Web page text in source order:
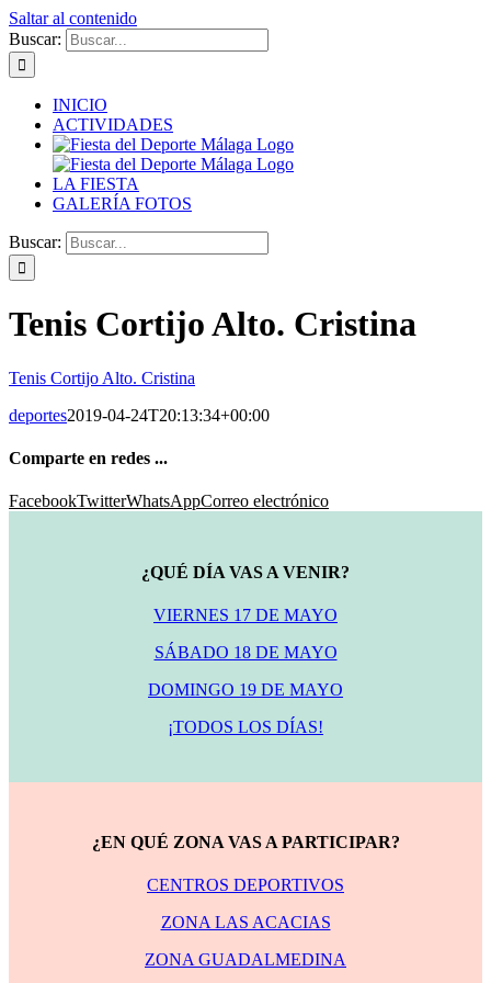
Saltar al contenido
Buscar:
INICIO
ACTIVIDADES
LA FIESTA
GALERÍA FOTOS
Buscar:
Tenis Cortijo Alto. Cristina
Tenis Cortijo Alto. Cristina
deportes2019-04-24T20:13:34+00:00
Comparte en redes ...
FacebookTwitterWhatsAppCorreo electrónico
¿QUÉ DÍA VAS A VENIR?
VIERNES 17 DE MAYO
SÁBADO 18 DE MAYO
DOMINGO 19 DE MAYO
¡TODOS LOS DÍAS!
¿EN QUÉ ZONA VAS A PARTICIPAR?
CENTROS DEPORTIVOS
ZONA LAS ACACIAS
ZONA GUADALMEDINA